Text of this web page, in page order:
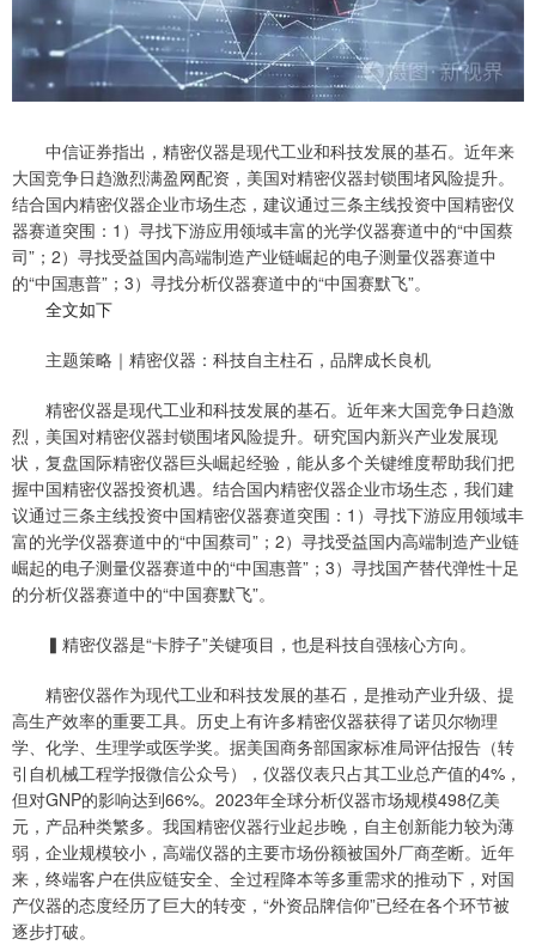
中信证券指出，精密仪器是现代工业和科技发展的基石。近年来
大国竞争日趋激烈满盈网配资，美国对精密仪器封锁围堵风险提升。
结合国内精密仪器企业市场生态，建议通过三条主线投资中国精密仪
器赛道突围：1）寻找下游应用领域丰富的光学仪器赛道中的“中国蔡
司”；2）寻找受益国内高端制造产业链崛起的电子测量仪器赛道中
的“中国惠普”；3）寻找分析仪器赛道中的“中国赛默飞”。
全文如下
主题策略｜精密仪器：科技自主柱石，品牌成长良机
精密仪器是现代工业和科技发展的基石。近年来大国竞争日趋激
烈，美国对精密仪器封锁围堵风险提升。研究国内新兴产业发展现
状，复盘国际精密仪器巨头崛起经验，能从多个关键维度帮助我们把
握中国精密仪器投资机遇。结合国内精密仪器企业市场生态，我们建
议通过三条主线投资中国精密仪器赛道突围：1）寻找下游应用领域丰
富的光学仪器赛道中的“中国蔡司”；2）寻找受益国内高端制造产业链
崛起的电子测量仪器赛道中的“中国惠普”；3）寻找国产替代弹性十足
的分析仪器赛道中的“中国赛默飞”。
▍精密仪器是“卡脖子”关键项目，也是科技自强核心方向。
精密仪器作为现代工业和科技发展的基石，是推动产业升级、提
高生产效率的重要工具。历史上有许多精密仪器获得了诺贝尔物理
学、化学、生理学或医学奖。据美国商务部国家标准局评估报告（转
引自机械工程学报微信公众号），仪器仪表只占其工业总产值的4%，
但对GNP的影响达到66%。2023年全球分析仪器市场规模498亿美
元，产品种类繁多。我国精密仪器行业起步晚，自主创新能力较为薄
弱，企业规模较小，高端仪器的主要市场份额被国外厂商垄断。近年
来，终端客户在供应链安全、全过程降本等多重需求的推动下，对国
产仪器的态度经历了巨大的转变，“外资品牌信仰”已经在各个环节被
逐步打破。